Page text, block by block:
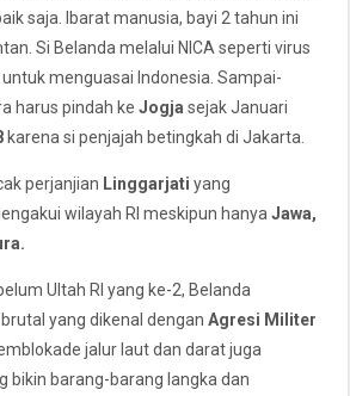
saja. Ibarat manusia, bayi 2 tahun ini
Si Belanda melalui NICA seperti virus
menguasai Indonesia. Sampai-
harus pindah ke Jogja sejak Januari
karena si penjajah betingkah di Jakarta.
perjanjian Linggarjati yang
wilayah RI meskipun hanyaJawa,
Ultah RI yang ke-2, Belanda
yang dikenal dengan Agresi Militer
jalur laut dan darat juga
bikin barang-barang langka dan